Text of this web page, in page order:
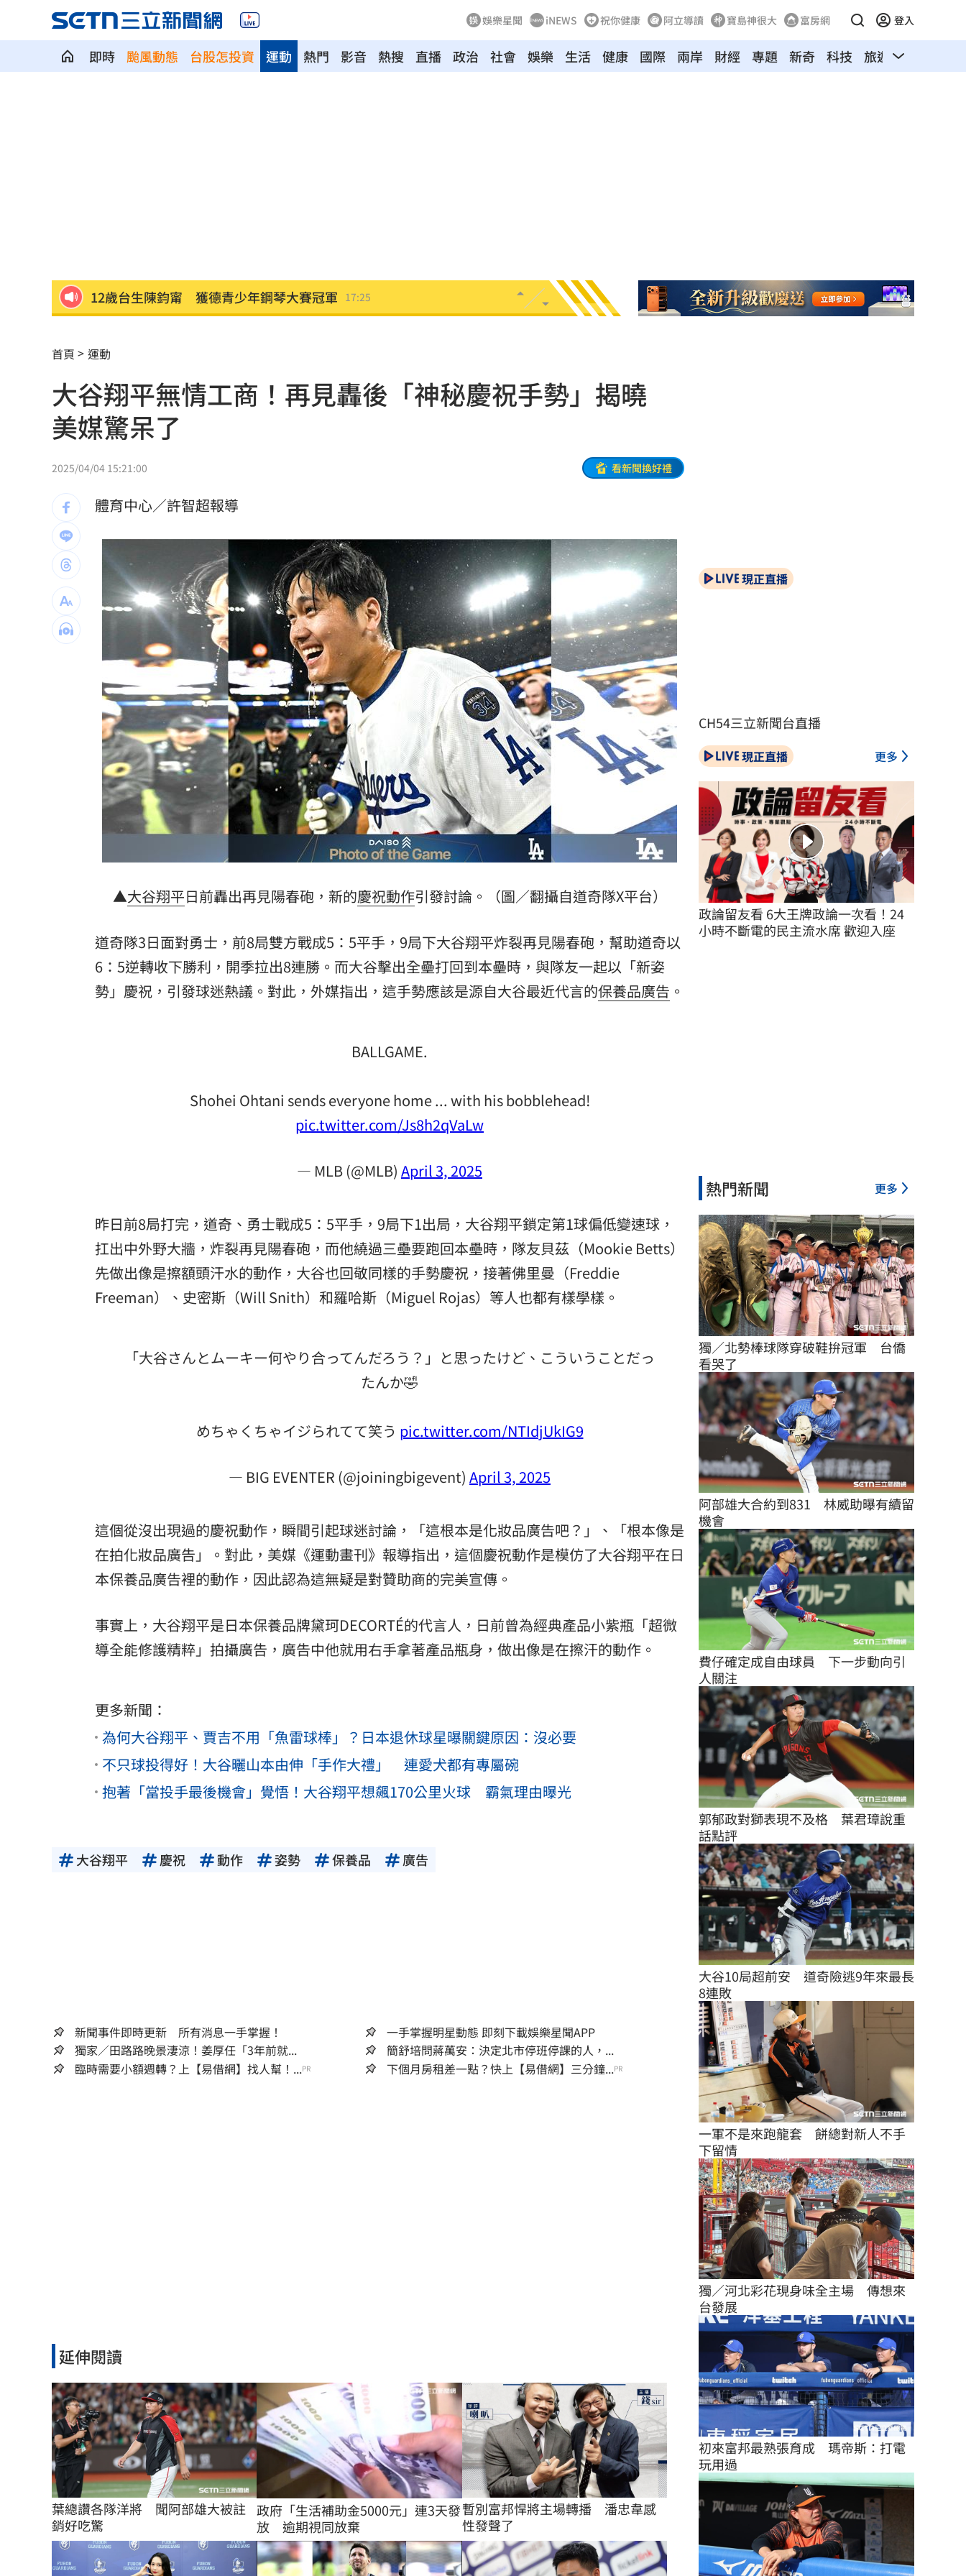
娛樂星聞 iNEWS 祝你健康 阿立導讀 寶島神很大 富房網 登入
即時 颱風動態 台股怎投資 熱門 影音 熱搜 直播 政治 社會 娛樂 生活 健康 國際 兩岸
運動 財經 專題 新奇 科技 旅遊 汽車
拜登攝護腺癌轉移 醫籲台灣推癌篩防晚期 17:22
南投妻喝茫載尪自撞！車全毀2人受困車內 17:16
熊本賑災 福岡佛光山攜物資馳援八代市
狂風暴雨吹走內褲！陳世軒神回笑翻網友
海水倒灌基隆愛四路積水 謝國樑研議補償
越花俏越危險！便宜手機殼遭爆苯超標百倍
金正烈酗酒頻闖禍 曝與台籍妻離婚內幕 17:01
公告7月財報後 散熱王者它目標價飆升 17:00
秋天第一杯奶茶害的？飲料店員大戰外送員 16:59
aespa攻蛋 北捷主題列車上路還能抽機票 16:58
談城市願景！沈伯洋點出這區「兩個世界」 16:56
《不良》女主持超坎坷！尪遭槍殺抱嬰逃命 16:54
台灣彩券開獎直播中 20:31
LIVE三立+24小時直播 15:27
三立iNEWS新聞台線上直播 18:00
台彩父親節推新刮刮樂千萬頭獎超「爸」氣 12:00
商場戰國來臨 台中「頂奢大道」逐漸成形 12:00
「拍片人的多重宇宙」職涯論壇9/12登場！
8國球員齊聚高雄 Formosa 7s掀足球熱潮 10:00
理想混蛋號召粉絲跨海追星吃美食！ 18:15
首頁 運動
大谷翔平無情工商！再見轟後「神秘慶祝手勢」揭曉
美媒驚呆了
2025/04/04 15:21:00 看新聞換好禮
體育中心／許智超報導
▲大谷翔平日前轟出再見陽春砲，新的慶祝動作引發討論。（圖／翻攝自道奇隊X平台）
道奇隊3日面對勇士，前8局雙方戰成5：5平手，9局下大谷翔平炸裂再見陽春砲，幫助道奇以
6：5逆轉收下勝利，開季拉出8連勝。而大谷擊出全壘打回到本壘時，與隊友一起以「新姿
勢」慶祝，引發球迷熱議。對此，外媒指出，這手勢應該是源自大谷最近代言的保養品廣告 。
BALLGAME.
Shohei Ohtani sends everyone home ... with his bobblehead!
pic.twitter.com/Js8h2qVaLw
— MLB (@MLB) April 3, 2025
昨日前8局打完，道奇、勇士戰成5：5平手，9局下1出局，大谷翔平鎖定第1球偏低變速球，
扛出中外野大牆，炸裂再見陽春砲，而他繞過三壘要跑回本壘時，隊友貝茲（Mookie Betts）
先做出像是擦額頭汗水的動作，大谷也回敬同樣的手勢慶祝，接著佛里曼（Freddie
Freeman）、史密斯（Will Snith）和羅哈斯（Miguel Rojas）等人也都有樣學樣。
「大谷さんとムーキー何やり合ってんだろう？」と思ったけど、こういうことだっ
たんか🤣
めちゃくちゃイジられてて笑う pic.twitter.com/NTIdjUkIG9
— BIG EVENTER (@joiningbigevent) April 3, 2025
這個從沒出現過的慶祝動作，瞬間引起球迷討論，「這根本是化妝品廣告吧？」、「根本像是
在拍化妝品廣告」。對此，美媒《運動畫刊》報導指出，這個慶祝動作是模仿了大谷翔平在日
本保養品廣告裡的動作，因此認為這無疑是對贊助商的完美宣傳。
事實上，大谷翔平是日本保養品牌黛珂DECORTÉ的代言人，日前曾為經典產品小紫瓶「超微
導全能修護精粹」拍攝廣告，廣告中他就用右手拿著產品瓶身，做出像是在擦汗的動作。
更多新聞：
為何大谷翔平、賈吉不用「魚雷球棒」？日本退休球星曝關鍵原因：沒必要
不只球投得好！大谷曬山本由伸「手作大禮」 連愛犬都有專屬碗
抱著「當投手最後機會」覺悟！大谷翔平想飆170公里火球 霸氣理由曝光
大谷翔平 慶祝 動作 姿勢 保養品 廣告
新聞事件即時更新 所有消息一手掌握！
一手掌握明星動態 即刻下載娛樂星聞APP
獨家／田路路晚景淒涼！姜厚任「3年前就...
簡舒培問蔣萬安：決定北市停班停課的人，...
臨時需要小額週轉？上【易借網】找人幫！...PR 下個月房租差一點？快上【易借網】三分鐘...PR
延伸閱讀
葉總讚各隊洋將　聞阿部雄大被註
銷好吃驚
政府「生活補助金5000元」連3天發
放 逾期視同放棄
暫別富邦悍將主場轉播　潘忠韋感
性發聲了
現正直播
CH54三立新聞台直播
現正直播 更多
政論留友看 6大王牌政論一次看！24
小時不斷電的民主流水席 歡迎入座
熱門新聞 更多
獨／北勢棒球隊穿破鞋拚冠軍　台僑
看哭了
阿部雄大合約到831　林威助曝有續留
機會
費仔確定成自由球員　下一步動向引
人關注
郭郁政對獅表現不及格　葉君璋說重
話點評
大谷10局超前安　道奇險逃9年來最長
8連敗
一軍不是來跑龍套　餅總對新人不手
下留情
獨／河北彩花現身味全主場　傳想來
台發展
初來富邦最熟張育成　瑪帝斯：打電
玩用過